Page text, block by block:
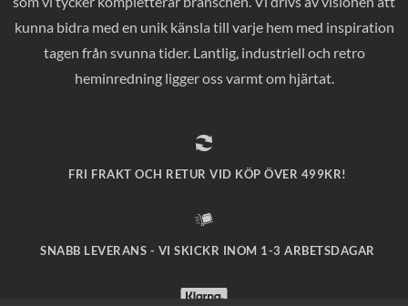
kunna bidra med en unik känsla till varje hem med inspiration
tagen från svunna tider. Lantlig, industriell och retro
heminredning ligger oss varmt om hjärtat.
FRI FRAKT OCH RETUR VID KÖP ÖVER 499KR!
SNABB LEVERANS - VI SKICKR INOM 1-3 ARBETSDAGAR